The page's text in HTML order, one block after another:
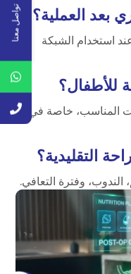
بعد العملية؟
استخدام الشبكة
للأطفال؟
المناسب، خاصة في
التقليدية؟
الندوب، وفترة التعافي.
تواصل معنا